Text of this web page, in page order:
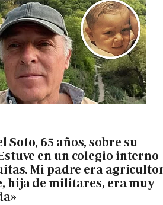
Soto, 65 años, sobre su
en un colegio interno
Mi padre era
hija de militares, era muy